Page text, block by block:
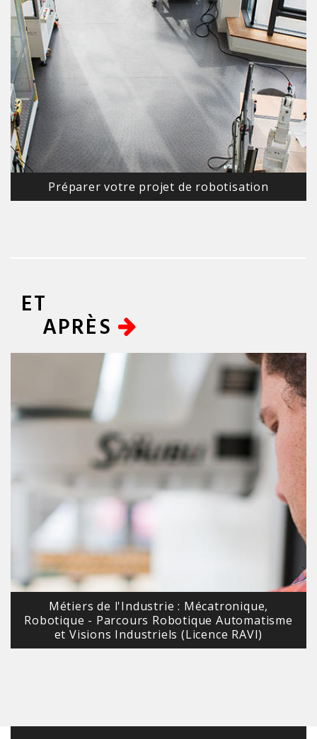
Préparer votre projet de robotisation
ET
APRÈS
Métiers de l'Industrie : Mécatronique,
Robotique - Parcours Robotique Automatisme
et Visions Industriels (Licence RAVI)